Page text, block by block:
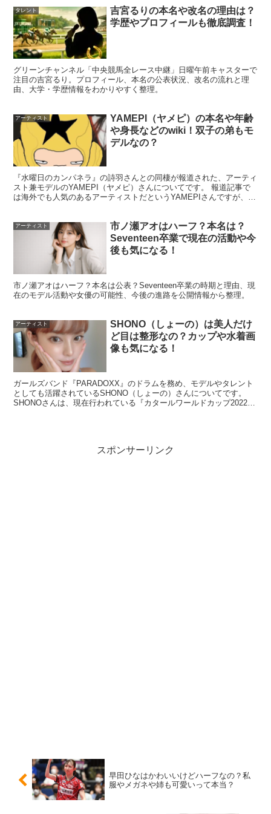
鬼頭明里さんの出身は愛知県名古屋市出身なので、日本で
生まれていることは確かなのですが、これ以上は追及のし
ようがありませんでした。（泣）
ハーフっぽいタレントさんが「ハーフです」や、「純日本
人」ですと公言されていないとなると、なんかモヤモヤし
ますよね…
いつか公言されるかご両親の画像などを投稿されることを
祈りましょう！（笑）
スポンサーリンク
落ちないと噂のリップを買ってみたんだけど、こ
タレント
吉宮るりの本名や改名の理由は？
学歴やプロフィールも徹底調査！
グリーンチャンネル「中央競馬全レース中継」日曜午前キャスターで
注目の吉宮るり。プロフィール、本名の公表状況、改名の流れと理
由、大学・学歴情報をわかりやすく整理。
アーティスト
YAMEPI（ヤメピ）の本名や年齢
や身長などのwiki！双子の弟もモ
デルなの？
『水曜日のカンパネラ』の詩羽さんとの同棲が報道された、アーティ
スト兼モデルのYAMEPI（ヤメピ）さんについてです。 報道記事で
は海外でも人気のあるアーティストだというYAMEPIさんですが、
アーティスト
市ノ瀬アオはハーフ？本名は？
Seventeen卒業で現在の活動や今
後も気になる！
市ノ瀬アオはハーフ？本名は公表？Seventeen卒業の時期と理由、現
在のモデル活動や女優の可能性、今後の進路を公開情報から整理。
アーティスト
SHONO（しょーの）は美人だけ
ど目は整形なの？カップや水着画
像も気になる！
ガールズバンド『PARADOXX』のドラムを務め、モデルやタレント
としても活躍されているSHONO（しょーの）さんについてです。
SHONOさんは、現在行われている『カタールワールドカップ2022』
スポンサーリンク
早田ひなはかわいいけどハーフなの？私
服やメガネや姉も可愛いって本当？